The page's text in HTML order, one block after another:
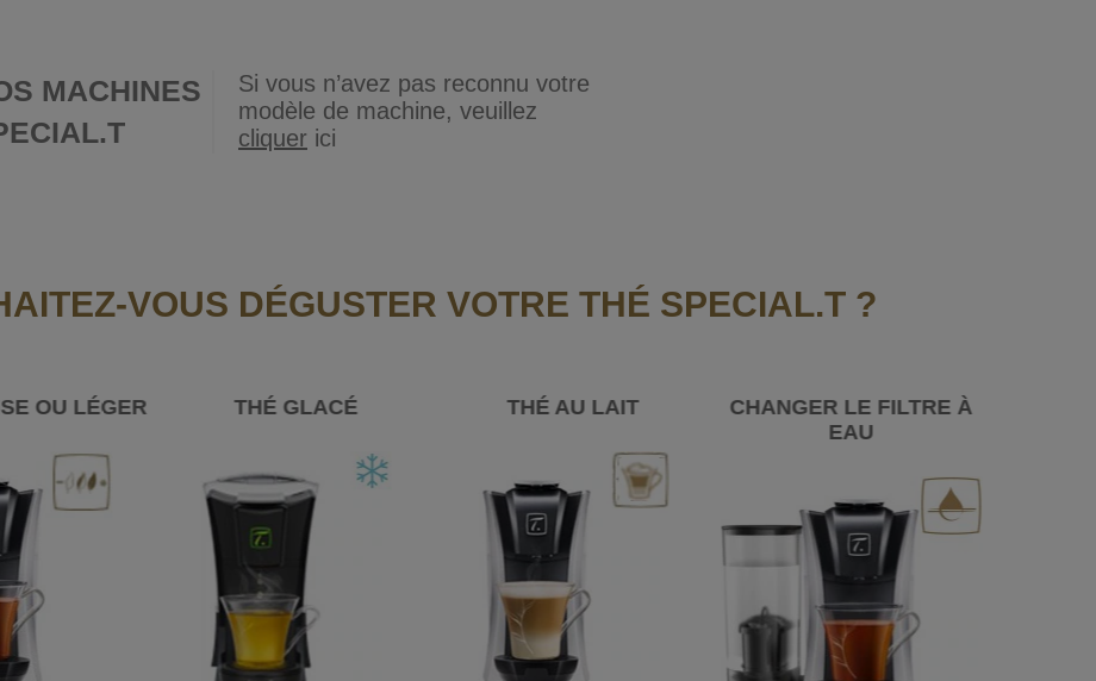
MACHINES
Si vous n’avez pas reconnu votre
modèle de machine, veuillez
cliquer ici
VOUS DÉGUSTER VOTRE THÉ SPECIAL.T ?
OU LÉGER THÉ GLACÉ THÉ AU LAIT
CHANGER LE FILTRE À
EAU